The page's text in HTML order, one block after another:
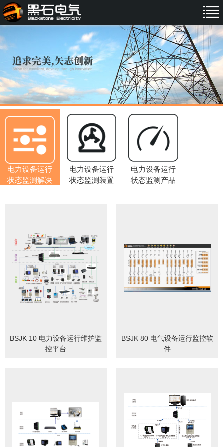
电力设备运行
状态监测解决
电力设备运行
状态监测装置
电力设备运行
状态监测产品
BSJK 10 电力设备运行维护监
控平台
BSJK 80 电气设备运行监控软
件